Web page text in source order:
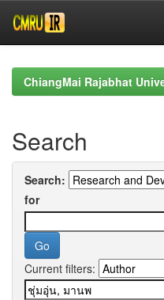
navigationChiangMai Rajabhat
Search
Search:
for
Current filters: